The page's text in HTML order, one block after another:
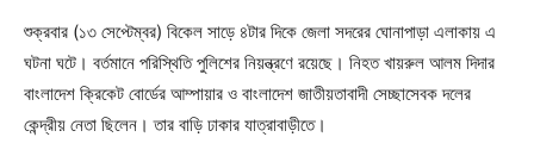
শুক্রবার (১৩ সেপ্টেম্বর) বিকেল সাড়ে ৪টার দিকে জেলা সদরের ঘোনাপাড়া এলাকায় এ
ঘটনা ঘটে। বর্তমানে পরিস্থিতি পুলিশের নিয়ন্ত্রণে রয়েছে। নিহত খায়রুল আলম দিদার
বাংলাদেশ ক্রিকেট বোর্ডের আম্পায়ার ও বাংলাদেশ জাতীয়তাবাদী সেচ্ছাসেবক দলের
কেন্দ্রীয় নেতা ছিলেন। তার বাড়ি ঢাকার যাত্রাবাড়ীতে।